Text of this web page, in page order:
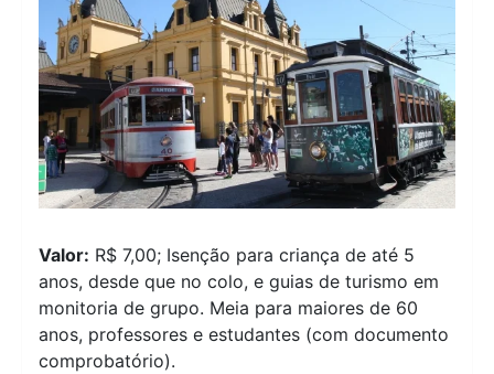
Valor: R$ 7,00; Isenção para criança de até 5
anos, desde que no colo, e guias de turismo em
monitoria de grupo. Meia para maiores de 60
anos, professores e estudantes (com documento
comprobatório).